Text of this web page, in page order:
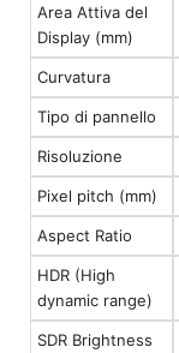
Area Attiva del
Display (mm)
Curvatura
Tipo di pannello
Risoluzione
Pixel pitch (mm)
Aspect Ratio
HDR (High
dynamic range)
SDR Brightness